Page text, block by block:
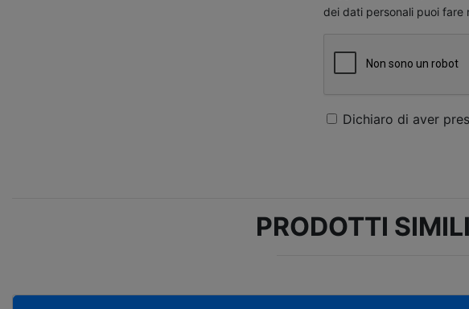
dei dati personali puoi fare
Dichiaro di aver
PRODOTTI